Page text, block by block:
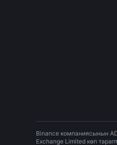
Binance компаниясынын
Exchange Limited көп